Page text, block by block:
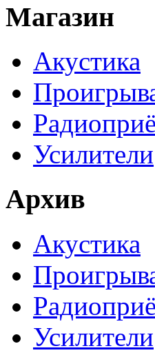
Магазин
Акустика
Усилители
Архив
Акустика
Усилители